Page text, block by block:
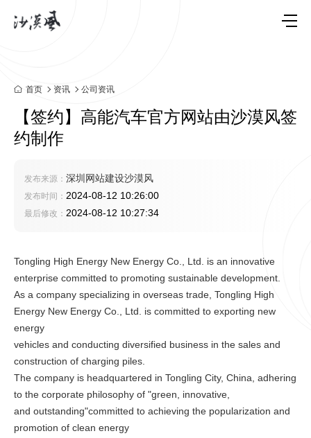
首页 资讯 公司资讯
【签约】高能汽车官方网站由沙漠风签
约制作
发布来源： 深圳网站建设沙漠风
发布时间： 2024-08-12 10:26:00
最后修改： 2024-08-12 10:27:34
Tongling High Energy New Energy Co., Ltd. is an innovative
enterprise committed to promoting sustainable development.
As a company specializing in overseas trade, Tongling High
Energy New Energy Co., Ltd. is committed to exporting new
energy
vehicles and conducting diversified business in the sales and
construction of charging piles.
The company is headquartered in Tongling City, China, adhering
to the corporate philosophy of "green, innovative,
and outstanding"committed to achieving the popularization and
promotion of clean energy